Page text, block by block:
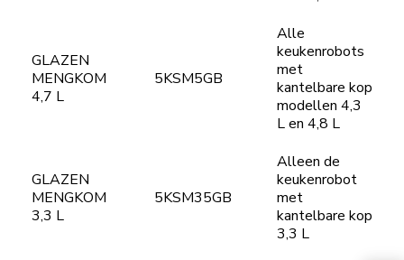
GLAZEN
MENGKOM
4,7 L
5KSM5GB
Alle
keukenrobots
met
kantelbare kop
modellen 4,3
L en 4,8 L
GLAZEN
MENGKOM
3,3 L
5KSM35GB
Alleen de
keukenrobot
met
kantelbare kop
3,3 L